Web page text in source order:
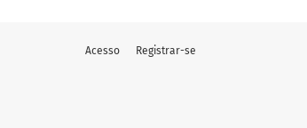
Acesso Registrar-se